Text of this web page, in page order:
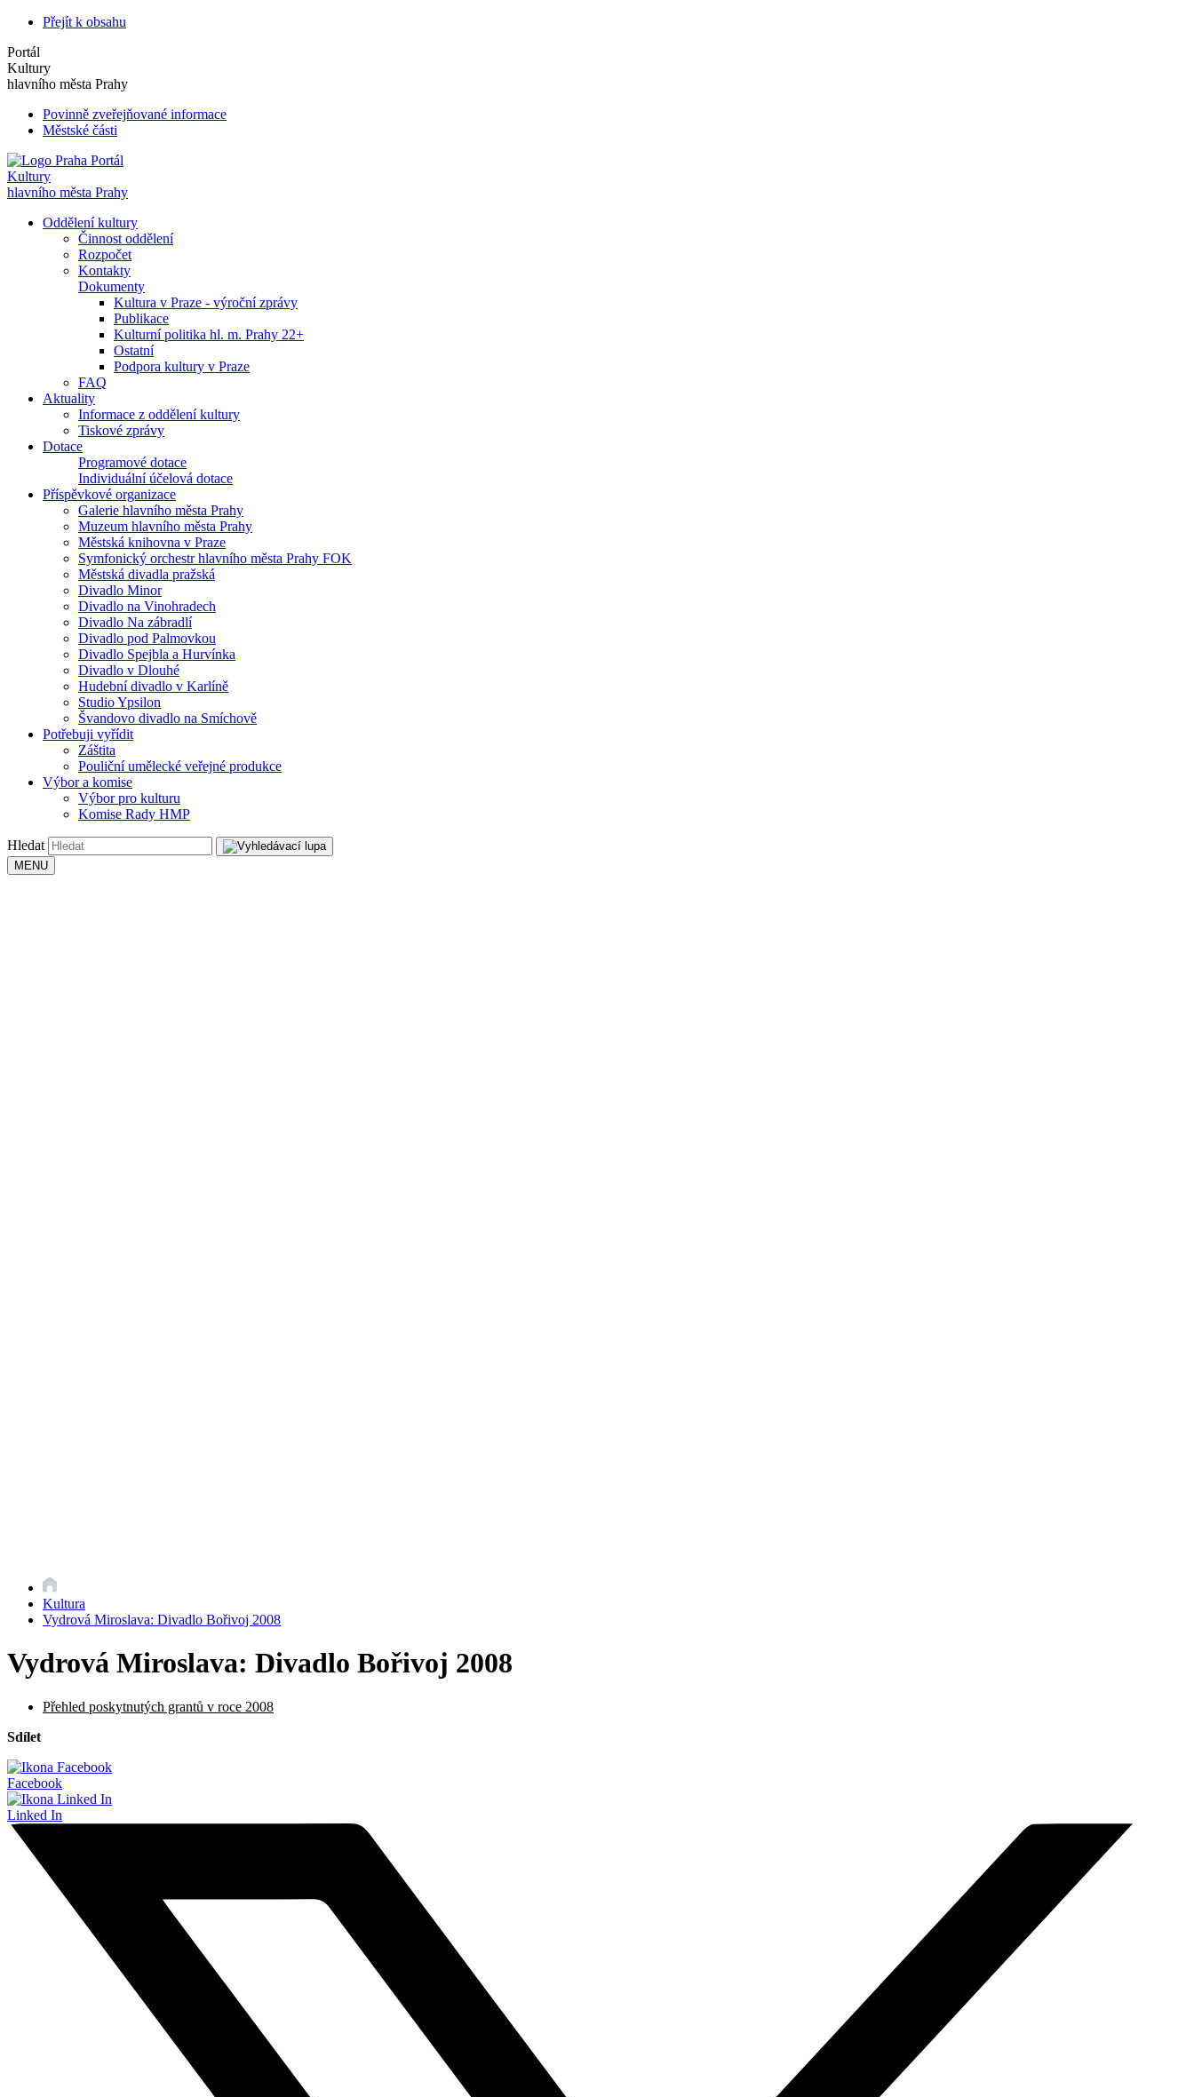
Přejít k obsahu
Portál
Kultury
hlavního města Prahy
Povinně zveřejňované informace
Městské části
Portál
Kultury
hlavního města Prahy
Oddělení kultury
Činnost oddělení
Rozpočet
Kontakty
Dokumenty
Kultura v Praze - výroční zprávy
Publikace
Kulturní politika hl. m. Prahy 22+
Ostatní
Podpora kultury v Praze
FAQ
Aktuality
Informace z oddělení kultury
Tiskové zprávy
Dotace
Programové dotace
Individuální účelová dotace
Příspěvkové organizace
Galerie hlavního města Prahy
Muzeum hlavního města Prahy
Městská knihovna v Praze
Symfonický orchestr hlavního města Prahy FOK
Městská divadla pražská
Divadlo Minor
Divadlo na Vinohradech
Divadlo Na zábradlí
Divadlo pod Palmovkou
Divadlo Spejbla a Hurvínka
Divadlo v Dlouhé
Hudební divadlo v Karlíně
Studio Ypsilon
Švandovo divadlo na Smíchově
Potřebuji vyřídit
Záštita
Pouliční umělecké veřejné produkce
Výbor a komise
Výbor pro kulturu
Komise Rady HMP
Hledat
MENU
Kultura
Vydrová Miroslava: Divadlo Bořivoj 2008
Vydrová Miroslava: Divadlo Bořivoj 2008
Přehled poskytnutých grantů v roce 2008
Sdílet
Facebook
Linked In